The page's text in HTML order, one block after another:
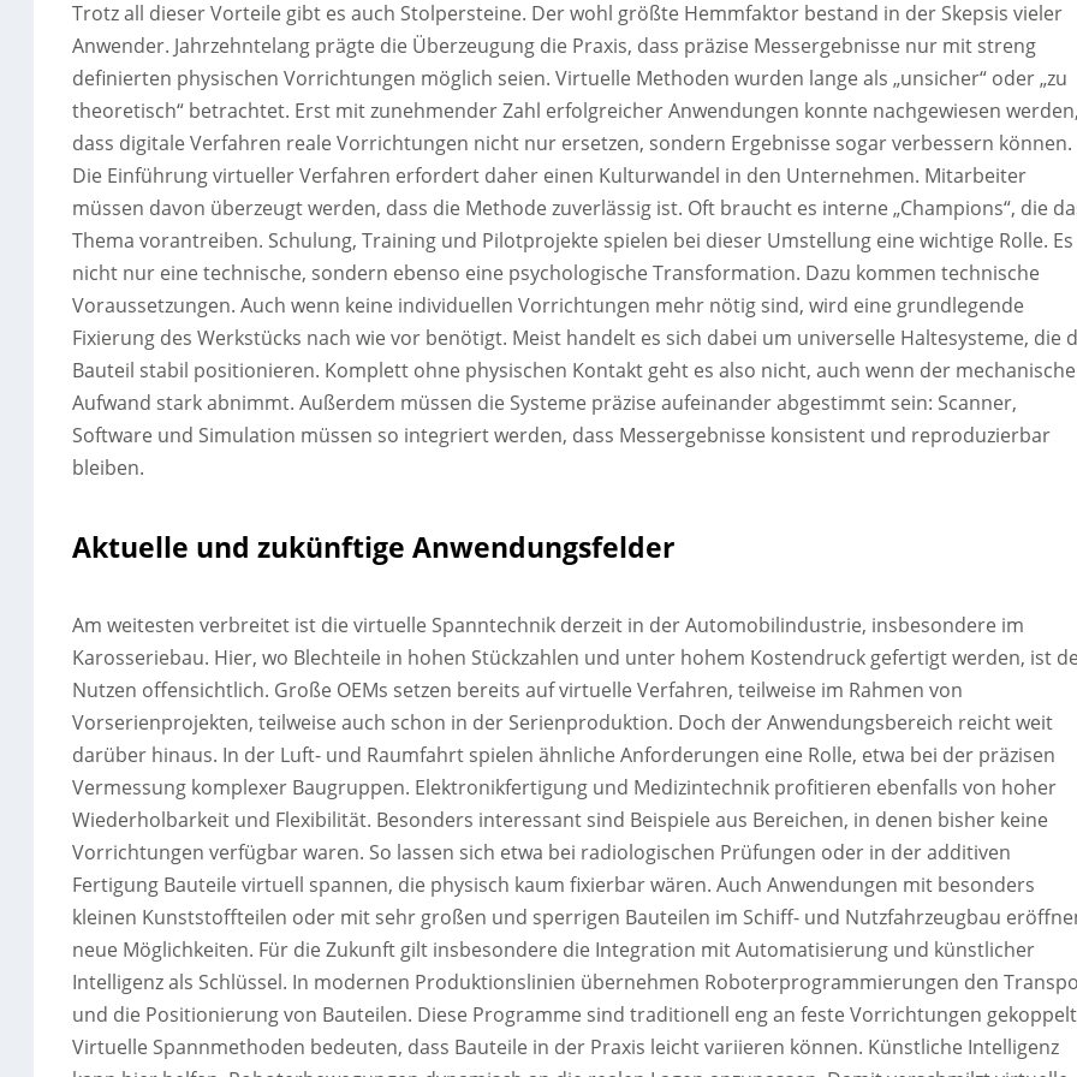
Trotz all dieser Vorteile gibt es auch Stolpersteine. Der wohl größte Hemmfaktor bestand in der Skepsis vieler
Anwender. Jahrzehntelang prägte die Überzeugung die Praxis, dass präzise Messergebnisse nur mit streng
definierten physischen Vorrichtungen möglich seien. Virtuelle Methoden wurden lange als „unsicher“ oder „zu
theoretisch“ betrachtet. Erst mit zunehmender Zahl erfolgreicher Anwendungen konnte nachgewiesen werden,
dass digitale Verfahren reale Vorrichtungen nicht nur ersetzen, sondern Ergebnisse sogar verbessern können.
Die Einführung virtueller Verfahren erfordert daher einen Kulturwandel in den Unternehmen. Mitarbeiter
müssen davon überzeugt werden, dass die Methode zuverlässig ist. Oft braucht es interne „Champions“, die
Thema vorantreiben. Schulung, Training und Pilotprojekte spielen bei dieser Umstellung eine wichtige Rolle.
nicht nur eine technische, sondern ebenso eine psychologische Transformation. Dazu kommen technische
Voraussetzungen. Auch wenn keine individuellen Vorrichtungen mehr nötig sind, wird eine grundlegende
Fixierung des Werkstücks nach wie vor benötigt. Meist handelt es sich dabei um universelle Haltesysteme, die
Bauteil stabil positionieren. Komplett ohne physischen Kontakt geht es also nicht, auch wenn der mechanische
Aufwand stark abnimmt. Außerdem müssen die Systeme präzise aufeinander abgestimmt sein: Scanner,
Software und Simulation müssen so integriert werden, dass Messergebnisse konsistent und reproduzierbar
bleiben.
Aktuelle und zukünftige Anwendungsfelder
Am weitesten verbreitet ist die virtuelle Spanntechnik derzeit in der Automobilindustrie, insbesondere im
Karosseriebau. Hier, wo Blechteile in hohen Stückzahlen und unter hohem Kostendruck gefertigt werden, ist
Nutzen offensichtlich. Große OEMs setzen bereits auf virtuelle Verfahren, teilweise im Rahmen von
Vorserienprojekten, teilweise auch schon in der Serienproduktion. Doch der Anwendungsbereich reicht weit
darüber hinaus. In der Luft- und Raumfahrt spielen ähnliche Anforderungen eine Rolle, etwa bei der präzisen
Vermessung komplexer Baugruppen. Elektronikfertigung und Medizintechnik profitieren ebenfalls von hoher
Wiederholbarkeit und Flexibilität. Besonders interessant sind Beispiele aus Bereichen, in denen bisher keine
Vorrichtungen verfügbar waren. So lassen sich etwa bei radiologischen Prüfungen oder in der additiven
Fertigung Bauteile virtuell spannen, die physisch kaum fixierbar wären. Auch Anwendungen mit besonders
kleinen Kunststoffteilen oder mit sehr großen und sperrigen Bauteilen im Schiff- und Nutzfahrzeugbau
neue Möglichkeiten. Für die Zukunft gilt insbesondere die Integration mit Automatisierung und künstlicher
Intelligenz als Schlüssel. In modernen Produktionslinien übernehmen Roboterprogrammierungen den
und die Positionierung von Bauteilen. Diese Programme sind traditionell eng an feste Vorrichtungen
Virtuelle Spannmethoden bedeuten, dass Bauteile in der Praxis leicht variieren können. Künstliche Intelligenz